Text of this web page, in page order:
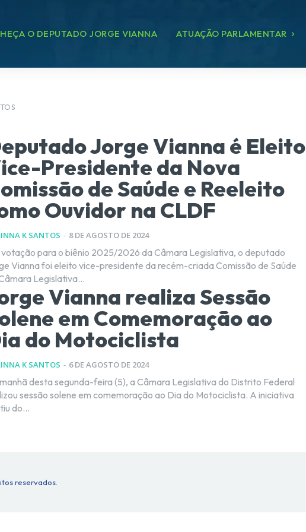
O DEPUTADO JORGE VIANNA ATUAÇÃO PARLAMENTAR
Jorge Vianna é Eleito
Presidente da Nova
de Saúde e Reeleito
Ouvidor na CLDF
K SANTOS - 8 DE AGOSTO DE 2024
votação para o biênio 2025/2026 da Câmara Legislativa, o deputado
Vianna foi eleito vice-presidente da recém-criada Comissão de Saúde
Legislativa...
Vianna realiza Sessão
em Comemoração ao
do Motociclista
K SANTOS - 6 DE AGOSTO DE 2024
desta segunda-feira (5), a Câmara Legislativa do Distrito Federal
sessão solene em comemoração ao Dia do Motociclista. A iniciativa
do...
reservados.